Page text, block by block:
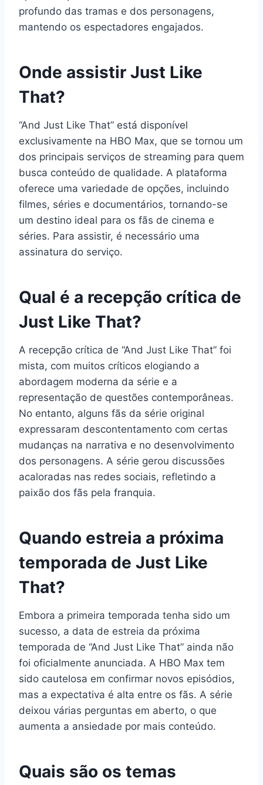
profundo das tramas e dos personagens,
mantendo os espectadores engajados.
Onde assistir Just Like
That?
“And Just Like That” está disponível
exclusivamente na HBO Max, que se tornou um
dos principais serviços de streaming para quem
busca conteúdo de qualidade. A plataforma
oferece uma variedade de opções, incluindo
filmes, séries e documentários, tornando-se
um destino ideal para os fãs de cinema e
séries. Para assistir, é necessário uma
assinatura do serviço.
Qual é a recepção crítica de
Just Like That?
A recepção crítica de “And Just Like That” foi
mista, com muitos críticos elogiando a
abordagem moderna da série e a
representação de questões contemporâneas.
No entanto, alguns fãs da série original
expressaram descontentamento com certas
mudanças na narrativa e no desenvolvimento
dos personagens. A série gerou discussões
acaloradas nas redes sociais, refletindo a
paixão dos fãs pela franquia.
Quando estreia a próxima
temporada de Just Like
That?
Embora a primeira temporada tenha sido um
sucesso, a data de estreia da próxima
temporada de “And Just Like That” ainda não
foi oficialmente anunciada. A HBO Max tem
sido cautelosa em confirmar novos episódios,
mas a expectativa é alta entre os fãs. A série
deixou várias perguntas em aberto, o que
aumenta a ansiedade por mais conteúdo.
Quais são os temas